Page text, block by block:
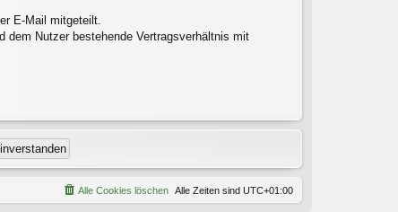
E-Mail mitgeteilt.
dem Nutzer bestehende Vertragsverhältnis mit
Alle Zeiten sind UTC+01:00
Alle Cookies löschen